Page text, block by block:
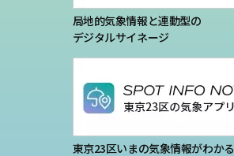
局地的気象情報と連動型の
デジタルサイネージ
東京23区いまの気象情報がわかる